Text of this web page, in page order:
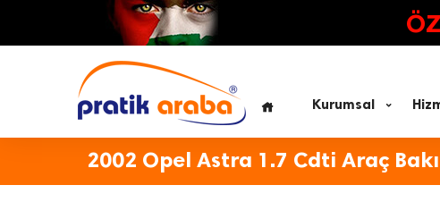
Kurumsal
2002 Opel Astra 1.7 Cdti Araç